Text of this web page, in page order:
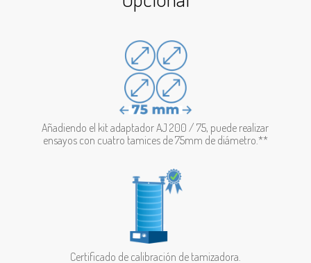
Añadiendo el kit adaptador AJ 200 / 75, puede realizar
ensayos con cuatro tamices de 75mm de diámetro.**
Certificado de calibración de tamizadora.